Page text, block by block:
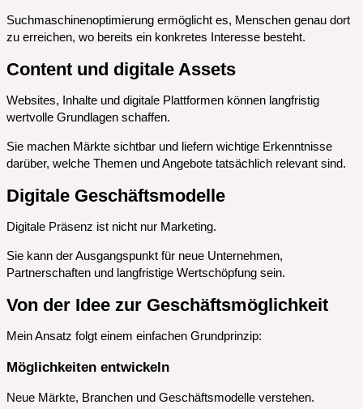
Suchmaschinenoptimierung ermöglicht es, Menschen genau dort
zu erreichen, wo bereits ein konkretes Interesse besteht.
Content und digitale Assets
Websites, Inhalte und digitale Plattformen können langfristig
wertvolle Grundlagen schaffen.
Sie machen Märkte sichtbar und liefern wichtige Erkenntnisse
darüber, welche Themen und Angebote tatsächlich relevant sind.
Digitale Geschäftsmodelle
Digitale Präsenz ist nicht nur Marketing.
Sie kann der Ausgangspunkt für neue Unternehmen,
Partnerschaften und langfristige Wertschöpfung sein.
Von der Idee zur Geschäftsmöglichkeit
Mein Ansatz folgt einem einfachen Grundprinzip:
Möglichkeiten entwickeln
Neue Märkte, Branchen und Geschäftsmodelle verstehen.